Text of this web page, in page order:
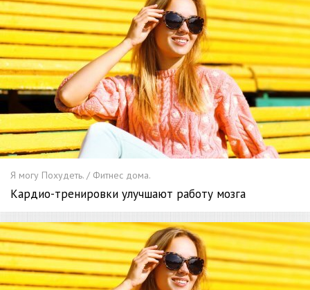
Я могу Похудеть. / Фитнес дома.
Кардио-тренировки улучшают работу мозга